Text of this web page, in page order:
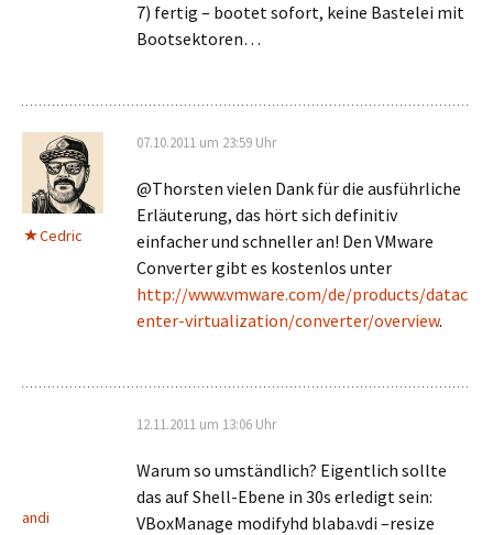
7) fertig – bootet sofort, keine Bastelei mit
Bootsektoren…
Cedric
07.10.2011 um 23:59 Uhr
@Thorsten vielen Dank für die ausführliche
Erläuterung, das hört sich definitiv
einfacher und schneller an! Den VMware
Converter gibt es kostenlos unter
http://www.vmware.com/de/products/datac
enter-virtualization/converter/overview.
andi
12.11.2011 um 13:06 Uhr
Warum so umständlich? Eigentlich sollte
das auf Shell-Ebene in 30s erledigt sein:
VBoxManage modifyhd blaba.vdi –resize